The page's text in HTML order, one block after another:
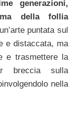
generazioni,
della follia
puntata sul
e distaccata, ma
e trasmettere la
breccia sulla
nella